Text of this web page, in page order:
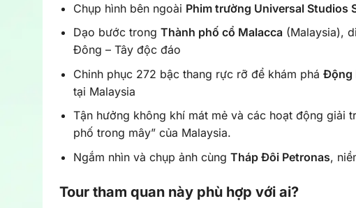
Chụp hình bên ngoài Phim trường Universal Studios
Dạo bước trongThành phố cổ Malacca (Malaysia),
Đông – Tây độc đáo
Chinh phục 272 bậc thang rực rỡ để khám pháĐộng
tại Malaysia
Tận hưởng không khí mát mẻ và các hoạt động giải
phố trong mây” của Malaysia.
Ngắm nhìn và chụp ảnh cùngTháp Đôi Petronas,
Tour tham quan này phù hợp với ai?